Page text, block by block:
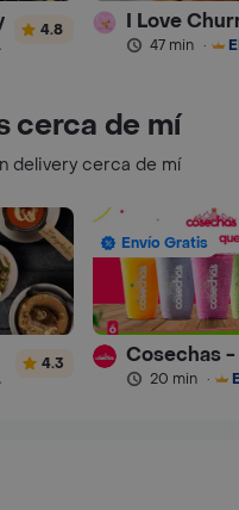
4.8
47 min ·
cerca de mí
delivery cerca de mí
4.3
Envío Gratis
20 min ·